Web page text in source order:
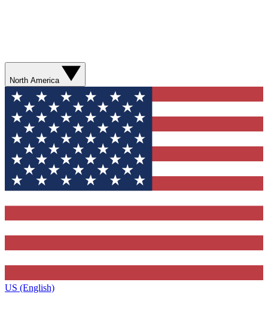
North America
US (English)